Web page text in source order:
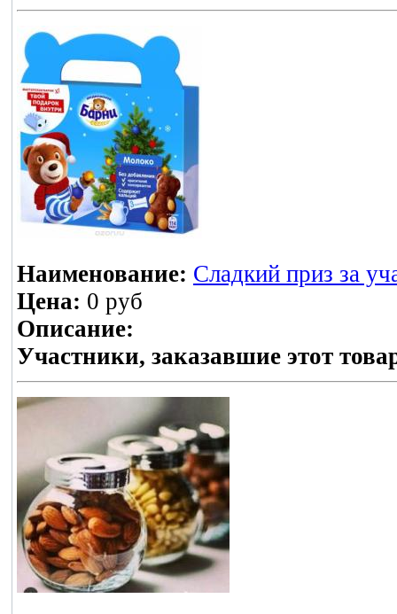
Наименование: Сладкий приз за
Цена: 0 руб
Описание:
Участники, заказавшие этот